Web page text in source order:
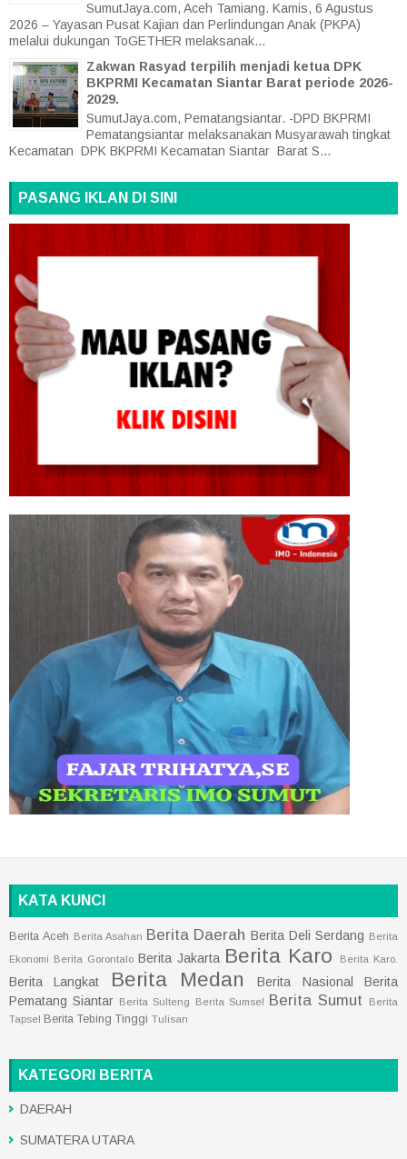
SumutJaya.com, Aceh Tamiang. Kamis, 6 Agustus
2026 – Yayasan Pusat Kajian dan Perlindungan Anak (PKPA)
melalui dukungan ToGETHER melaksanak...
Zakwan Rasyad terpilih menjadi ketua DPK
BKPRMI Kecamatan Siantar Barat periode 2026-
2029.
SumutJaya.com, Pematangsiantar. -DPD BKPRMI
Pematangsiantar melaksanakan Musyarawah tingkat
Kecamatan DPK BKPRMI Kecamatan Siantar Barat S...
PASANG IKLAN DI SINI
KATA KUNCI
Berita Aceh Berita Asahan Berita Daerah Berita Deli Serdang Berita
Ekonomi Berita Gorontalo Berita Jakarta Berita Karo Berita Karo.
Berita Langkat Berita Medan Berita Nasional
Berita
Pematang Siantar Berita Sulteng Berita Sumsel Berita Sumut
Berita
Tapsel Berita Tebing Tinggi Tulisan
KATEGORI BERITA
DAERAH
SUMATERA UTARA